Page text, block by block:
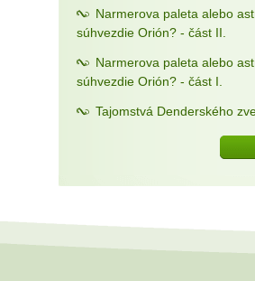
Narmerova paleta alebo
súhvezdie Orión? - část II.
Narmerova paleta alebo
súhvezdie Orión? - část I.
Tajomstvá Denderského